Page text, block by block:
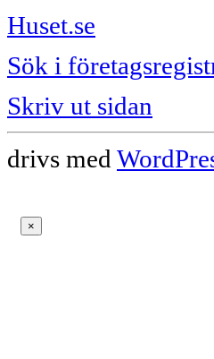
Huset.se
Sök i
Skriv ut sidan
drivs med
×